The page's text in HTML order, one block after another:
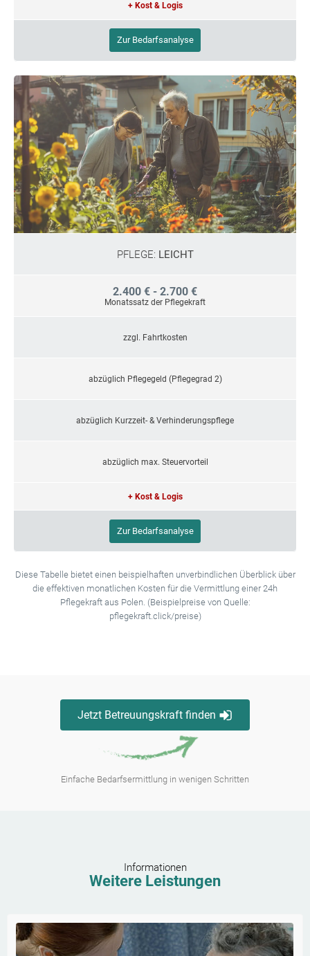
+ Kost & Logis
Zur Bedarfsanalyse
PFLEGE: LEICHT
2.400 € - 2.700 €
Monatssatz der Pflegekraft
zzgl. Fahrtkosten
abzüglich Pflegegeld (Pflegegrad 2)
abzüglich Kurzzeit- & Verhinderungspflege
abzüglich max. Steuervorteil
+ Kost & Logis
Zur Bedarfsanalyse
Diese Tabelle bietet einen beispielhaften unverbindlichen Überblick über
die effektiven monatlichen Kosten für die Vermittlung einer 24h
Pflegekraft aus Polen. (Beispielpreise von Quelle:
pflegekraft.click/preise)
Jetzt Betreuungskraft finden
Einfache Bedarfsermittlung in wenigen Schritten
Informationen
Weitere Leistungen